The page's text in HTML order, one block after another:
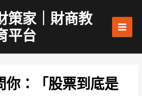
策家｜財商教
平台
你：「股票到底是